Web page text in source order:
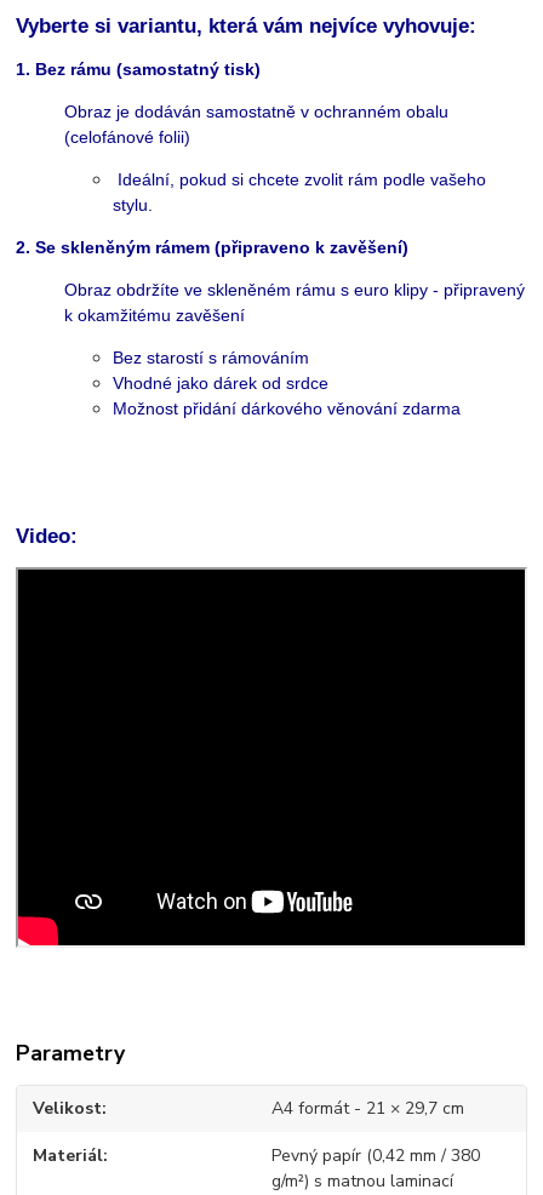
Vyberte si variantu, která vám nejvíce vyhovuje:
1. Bez rámu (samostatný tisk)
Obraz je dodáván samostatně v ochranném obalu
(celofánové folii)
Ideální, pokud si chcete zvolit rám podle vašeho
stylu.
2. Se skleněným rámem (připraveno k zavěšení)
Obraz obdržíte ve skleněném rámu s euro klipy - připravený
k okamžitému zavěšení
Bez starostí s rámováním
Vhodné jako dárek od srdce
Možnost přidání dárkového věnování zdarma
Video:
Parametry
Velikost A4 formát - 21 × 29,7 cm
Materiál
Pevný papír (0,42 mm / 380
g/m²) s matnou laminací